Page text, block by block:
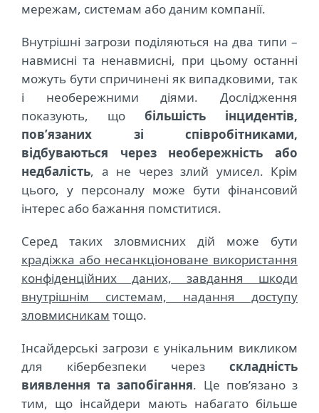
мережам, системам або даним компанії.
Внутрішні загрози поділяються на два типи –
навмисні та ненавмисні, при цьому останні
можуть бути спричинені як випадковими, так
і необережними діями. Дослідження
показують, що більшість інцидентів,
пов’язаних зі співробітниками,
відбуваються через необережність або
недбалість, а не через злий умисел. Крім
цього, у персоналу може бути фінансовий
інтерес або бажання помститися.
Серед таких зловмисних дій може бути
крадіжка або несанкціоноване використання
конфіденційних даних, завдання шкоди
внутрішнім системам, надання доступу
зловмисникам тощо.
Інсайдерські загрози є унікальним викликом
для кібербезпеки через складність
виявлення та запобігання. Це пов’язано з
тим, що інсайдери мають набагато більше